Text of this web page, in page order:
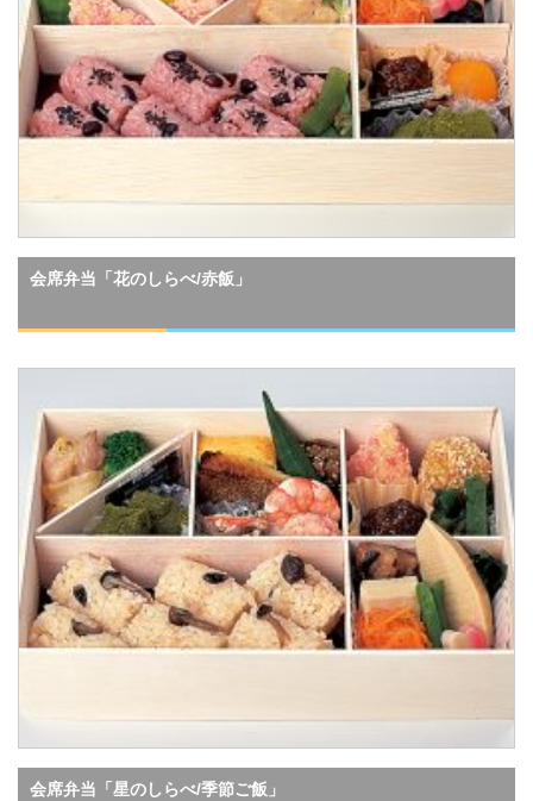
会席弁当「花のしらべ/赤飯」
会席弁当「星のしらべ/季節ご飯」